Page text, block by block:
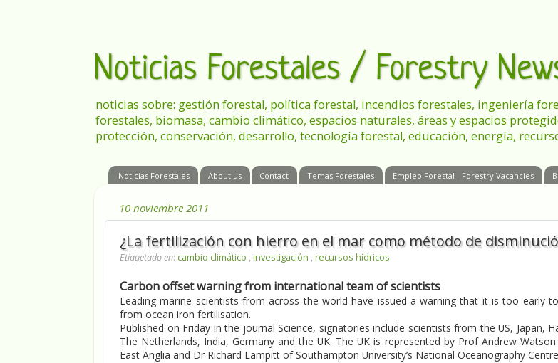
Noticias Forestales / Forestry
noticias sobre: gestión forestal, política forestal, incendios forestales, ingeniería
forestales, biomasa, cambio climático, espacios naturales, áreas y espacios
protección, conservación, desarrollo, tecnología forestal, educación, energía,
Noticias Forestales About us Contact Temas Forestales Empleo Forestal - Forestry Vacancies
10 noviembre 2011
¿La fertilización con hierro en el mar como método de
Etiquetado en: cambio climático , investigación , recursos hídricos
Carbon offset warning from international team of scientists
Leading marine scientists from across the world have issued a warning that it is too early
from ocean iron fertilisation.
Published on Friday in the journal Science, signatories include scientists from the US, Japan,
The Netherlands, India, Germany and the UK. The UK is represented by Prof Andrew
East Anglia and Dr Richard Lampitt of Southampton University’s National Oceanography